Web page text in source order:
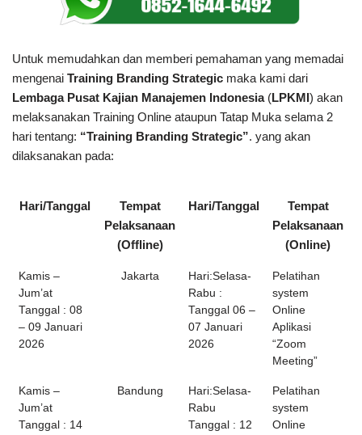
Untuk memudahkan dan memberi pemahaman yang memadai
mengenai Training Branding Strategic maka kami dari
Lembaga Pusat Kajian Manajemen Indonesia(LPKMI) akan
melaksanakan Training Online ataupun Tatap Muka selama 2
hari tentang: “Training Branding Strategic”. yang akan
dilaksanakan pada:
Hari/Tanggal
Tempat
Pelaksanaan
(Offline)
Hari/Tanggal
Tempat
Pelaksanaan
(Online)
Kamis –
Jum’at
Tanggal : 08
– 09 Januari
2026
Jakarta
Hari:Selasa-
Rabu :
Tanggal 06 –
07 Januari
2026
Pelatihan
system
Online
Aplikasi
“Zoom
Meeting”
Kamis –
Jum’at
Tanggal : 14
Bandung
Hari:Selasa-
Rabu
Tanggal : 12
Pelatihan
system
Online